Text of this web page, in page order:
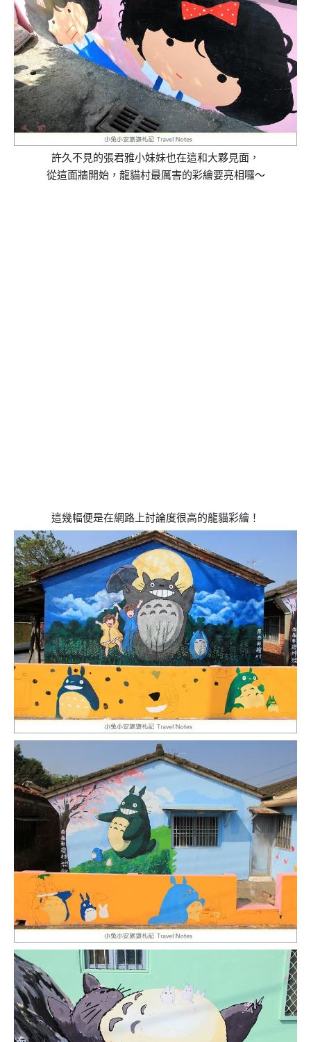
許久不見的張君雅小妹妹也在這和大夥見面，
從這面牆開始，龍貓村最厲害的彩繪要亮相囉～
這幾幅便是在網路上討論度很高的龍貓彩繪！